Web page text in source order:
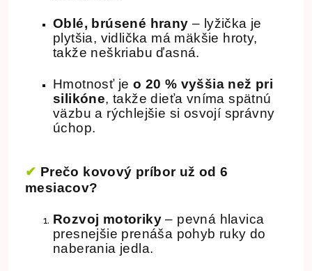
Oblé, brúsené hrany – lyžička je
plytšia, vidlička má mäkšie hroty,
takže neškriabu ďasná.
Hmotnosť je o 20 % vyššia než pri
silikóne, takže dieťa vníma spätnú
väzbu a rýchlejšie si osvojí správny
úchop.
✔ Prečo kovový príbor už od 6
mesiacov?
Rozvoj motoriky – pevná hlavica
presnejšie prenáša pohyb ruky do
naberania jedla.